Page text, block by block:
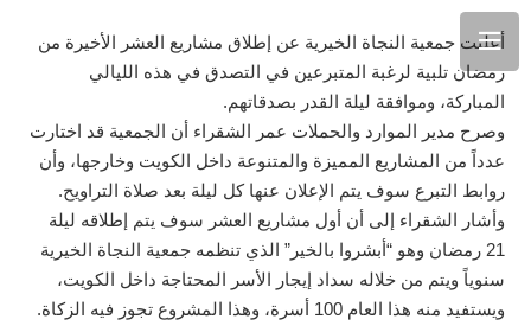
أعلنت جمعية النجاة الخيرية عن إطلاق مشاريع العشر الأخيرة من
رمضان تلبية لرغبة المتبرعين في التصدق في هذه الليالي
المباركة، وموافقة ليلة القدر بصدقاتهم.
وصرح مدير الموارد والحملات عمر الشقراء أن الجمعية قد اختارت
عدداً من المشاريع المميزة والمتنوعة داخل الكويت وخارجها، وأن
روابط التبرع سوف يتم الإعلان عنها كل ليلة بعد صلاة التراويح.
وأشار الشقراء إلى أن أول مشاريع العشر سوف يتم إطلاقه ليلة
21 رمضان وهو “أبشروا بالخير” الذي تنظمه جمعية النجاة الخيرية
سنوياً ويتم من خلاله سداد إيجار الأسر المحتاجة داخل الكويت،
ويستفيد منه هذا العام 100 أسرة، وهذا المشروع تجوز فيه الزكاة.